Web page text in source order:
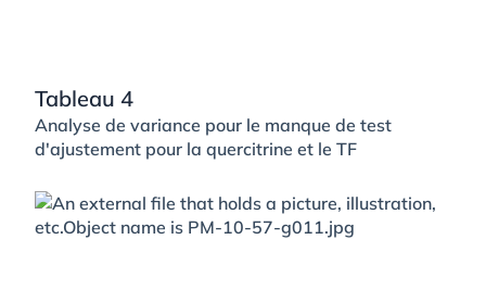
Tableau 4
Analyse de variance pour le manque de test
d'ajustement pour la quercitrine et le TF